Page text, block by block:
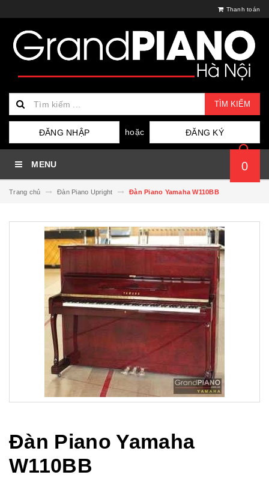
Thanh toán
TÌM KIẾM
ĐĂNG NHẬP hoặc ĐĂNG KÝ
MENU 0
Trang chủ Đàn Piano Upright Đàn Piano Yamaha W110BB
Đàn Piano Yamaha
W110BB